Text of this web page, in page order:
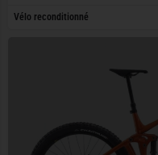
Vélo reconditionné